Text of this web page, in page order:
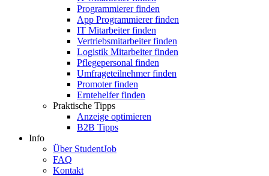
Programmierer finden
App Programmierer finden
IT Mitarbeiter finden
Vertriebsmitarbeiter finden
Logistik Mitarbeiter finden
Pflegepersonal finden
Umfrageteilnehmer finden
Promoter finden
Erntehelfer finden
Praktische Tipps
Anzeige optimieren
B2B Tipps
Info
Über StudentJob
FAQ
Kontakt